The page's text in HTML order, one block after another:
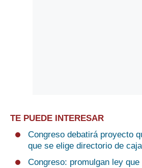
TE PUEDE INTERESAR
Congreso debatirá proyecto
que se elige directorio de
Congreso: promulgan ley que